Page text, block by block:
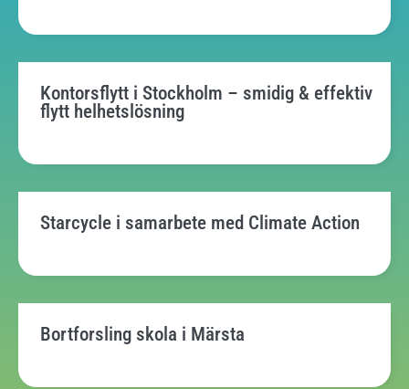
Kontorsflytt i Stockholm – smidig & effektiv
flytt helhetslösning
Starcycle i samarbete med Climate Action
Bortforsling skola i Märsta